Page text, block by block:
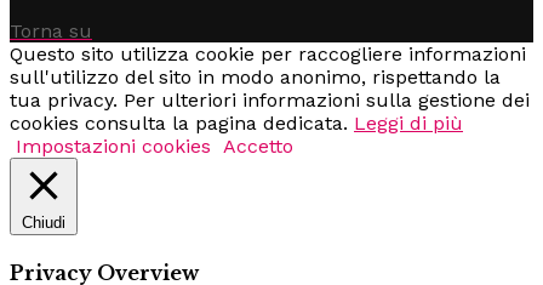
Torna su
Questo sito utilizza cookie per raccogliere informazioni
sull'utilizzo del sito in modo anonimo, rispettando la
tua privacy. Per ulteriori informazioni sulla gestione dei
cookies consulta la pagina dedicata. Leggi di più
Impostazioni cookies Accetto
Chiudi
Privacy Overview